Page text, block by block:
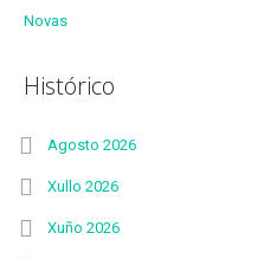
Novas
Histórico
Agosto 2026
Xullo 2026
Xuño 2026